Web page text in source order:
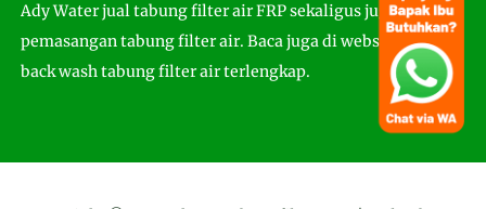
Ady Water jual tabung filter air FRP sekaligus juga
pemasangan tabung filter air. Baca juga di website ini cara
back wash tabung filter air terlengkap.